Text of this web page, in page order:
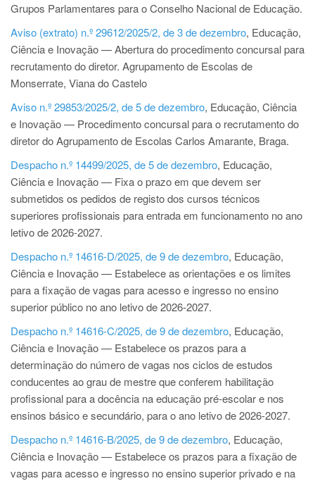
Grupos Parlamentares para o Conselho Nacional de Educação.
Aviso (extrato) n.º 29612/2025/2, de 3 de dezembro, Educação,
Ciência e Inovação — Abertura do procedimento concursal para
recrutamento do diretor. Agrupamento de Escolas de
Monserrate, Viana do Castelo
Aviso n.º 29853/2025/2, de 5 de dezembro, Educação, Ciência
e Inovação — Procedimento concursal para o recrutamento do
diretor do Agrupamento de Escolas Carlos Amarante, Braga.
Despacho n.º 14499/2025, de 5 de dezembro, Educação,
Ciência e Inovação — Fixa o prazo em que devem ser
submetidos os pedidos de registo dos cursos técnicos
superiores profissionais para entrada em funcionamento no ano
letivo de 2026-2027.
Despacho n.º 14616-D/2025, de 9 de dezembro, Educação,
Ciência e Inovação — Estabelece as orientações e os limites
para a fixação de vagas para acesso e ingresso no ensino
superior público no ano letivo de 2026-2027.
Despacho n.º 14616-C/2025, de 9 de dezembro, Educação,
Ciência e Inovação — Estabelece os prazos para a
determinação do número de vagas nos ciclos de estudos
conducentes ao grau de mestre que conferem habilitação
profissional para a docência na educação pré-escolar e nos
ensinos básico e secundário, para o ano letivo de 2026-2027.
Despacho n.º 14616-B/2025, de 9 de dezembro, Educação,
Ciência e Inovação — Estabelece os prazos para a fixação de
vagas para acesso e ingresso no ensino superior privado e na